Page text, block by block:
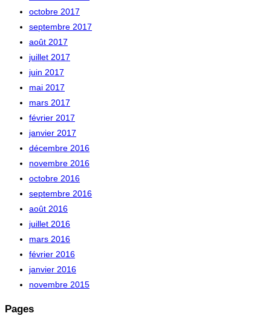
octobre 2017
septembre 2017
août 2017
juillet 2017
juin 2017
mai 2017
mars 2017
février 2017
janvier 2017
décembre 2016
novembre 2016
octobre 2016
septembre 2016
août 2016
juillet 2016
mars 2016
février 2016
janvier 2016
novembre 2015
Pages